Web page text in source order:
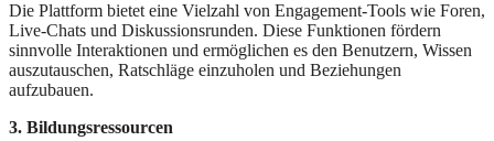
Die Plattform bietet eine Vielzahl von Engagement-Tools wie Foren,
Live-Chats und Diskussionsrunden. Diese Funktionen fördern
sinnvolle Interaktionen und ermöglichen es den Benutzern, Wissen
auszutauschen, Ratschläge einzuholen und Beziehungen
aufzubauen.
3. Bildungsressourcen